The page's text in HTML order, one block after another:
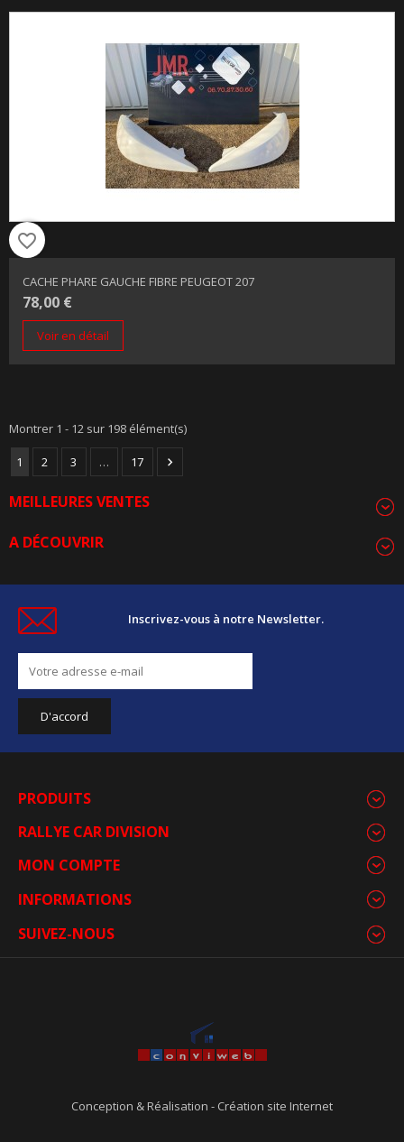
favorite_border
CACHE PHARE GAUCHE FIBRE PEUGEOT 207
78,00 €
Voir en détail
Montrer 1 - 12 sur 198 élément(s)
1 2 3 … 17 
MEILLEURES VENTES
A DÉCOUVRIR
Inscrivez-vous à notre Newsletter.
PRODUITS
RALLYE CAR DIVISION
MON COMPTE
INFORMATIONS
SUIVEZ-NOUS
Conception & Réalisation - Création site Internet